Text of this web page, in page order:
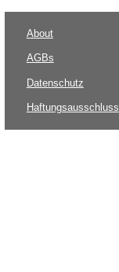
About
AGBs
Datenschutz
Haftungsausschluss